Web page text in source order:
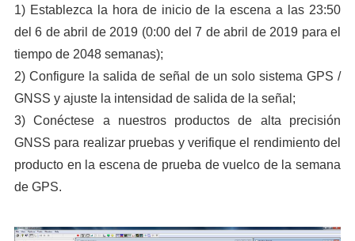
1) Establezca la hora de inicio de la escena a las 23:50
del 6 de abril de 2019 (0:00 del 7 de abril de 2019 para el
tiempo de 2048 semanas);
2) Configure la salida de señal de un solo sistema GPS /
GNSS y ajuste la intensidad de salida de la señal;
3) Conéctese a nuestros productos de alta precisión
GNSS para realizar pruebas y verifique el rendimiento del
producto en la escena de prueba de vuelco de la semana
de GPS.